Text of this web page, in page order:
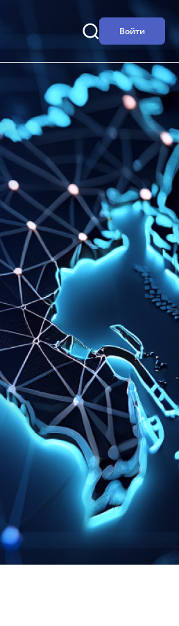
Войти